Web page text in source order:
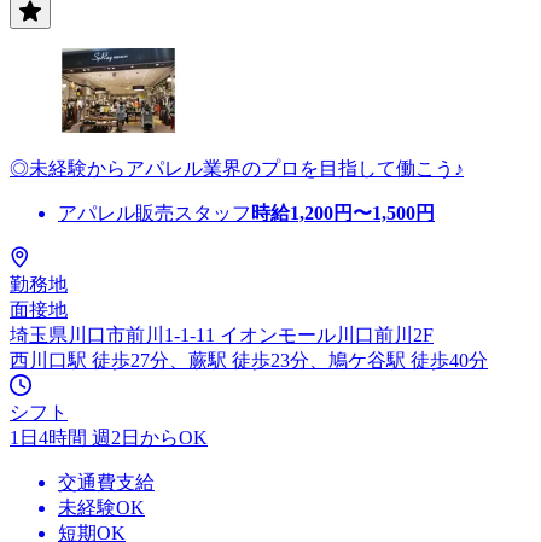
◎未経験からアパレル業界のプロを目指して働こう♪
アパレル販売スタッフ 時給1,200円〜1,500円
勤務地
面接地
埼玉県川口市前川1-1-11 イオンモール川口前川2F
西川口駅 徒歩27分、蕨駅 徒歩23分、鳩ケ谷駅 徒歩40分
シフト
1日4時間 週2日からOK
交通費支給
未経験OK
短期OK